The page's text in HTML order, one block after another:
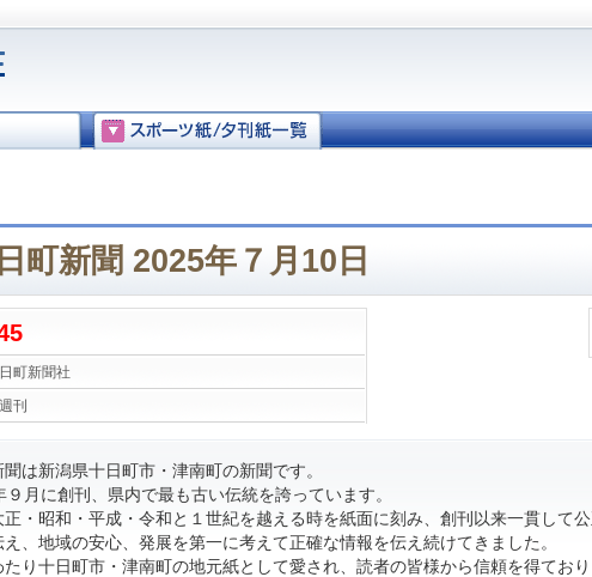
町新聞 2025年７月10日
町新聞社
週刊
は新潟県十日町市・津南町の新聞です。
９月に創刊、県内で最も古い伝統を誇っています。
正・昭和・平成・令和と１世紀を越える時を紙面に刻み、創刊以来一貫して
、地域の安心、発展を第一に考えて正確な情報を伝え続けてきました。
り十日町市・津南町の地元紙として愛され、読者の皆様から信頼を得ており